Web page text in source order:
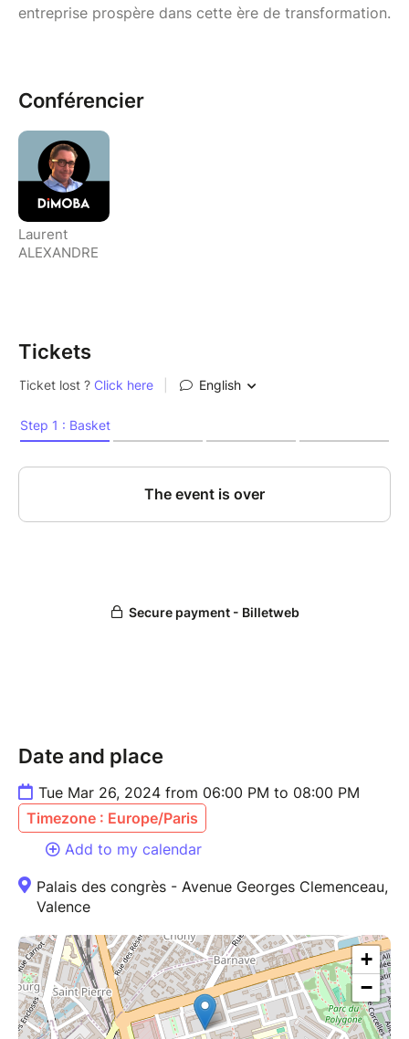
entreprise prospère dans cette ère de transformation.
Conférencier
Laurent
ALEXANDRE
Tickets
Date and place
Tue Mar 26, 2024 from 06:00 PM to 08:00 PM
Timezone : Europe/Paris
Add to my calendar
Palais des congrès - Avenue Georges Clemenceau,
Valence
+
−